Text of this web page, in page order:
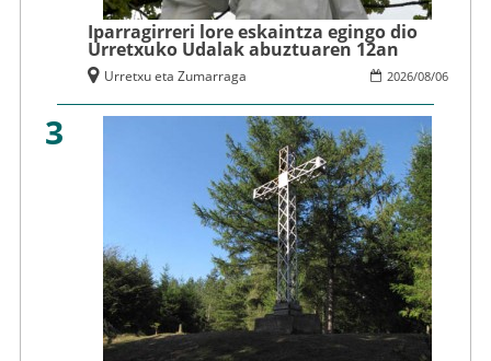
Iparragirreri lore eskaintza egingo dio
Urretxuko Udalak abuztuaren 12an
2026/08/06
Urretxu eta Zumarraga
3